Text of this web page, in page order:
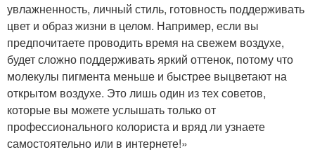
увлажненность, личный стиль, готовность поддерживать
цвет и образ жизни в целом. Например, если вы
предпочитаете проводить время на свежем воздухе,
будет сложно поддерживать яркий оттенок, потому что
молекулы пигмента меньше и быстрее выцветают на
открытом воздухе. Это лишь один из тех советов,
которые вы можете услышать только от
профессионального колориста и вряд ли узнаете
самостоятельно или в интернете!»